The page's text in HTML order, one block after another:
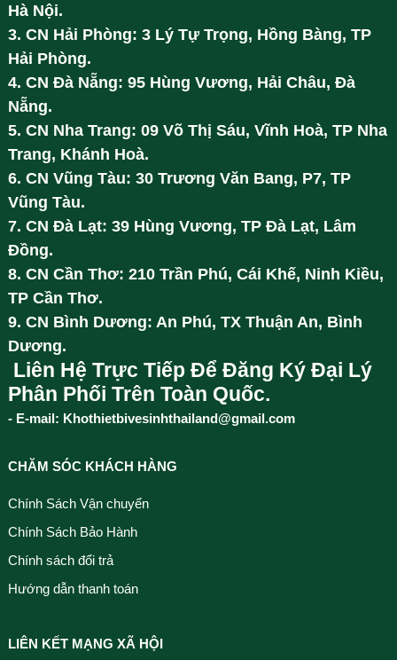
Hà Nội.
3. CN Hải Phòng: 3 Lý Tự Trọng, Hồng Bàng, TP
Hải Phòng.
4. CN Đà Nẵng: 95 Hùng Vương, Hải Châu, Đà
Nẵng.
5. CN Nha Trang: 09 Võ Thị Sáu, Vĩnh Hoà, TP Nha
Trang, Khánh Hoà.
6. CN Vũng Tàu: 30 Trương Văn Bang, P7, TP
Vũng Tàu.
7. CN Đà Lạt: 39 Hùng Vương, TP Đà Lạt, Lâm
Đồng.
8. CN Cần Thơ: 210 Trần Phú, Cái Khế, Ninh Kiều,
TP Cần Thơ.
9. CN Bình Dương: An Phú, TX Thuận An, Bình
Dương.
Liên Hệ Trực Tiếp Để Đăng Ký Đại Lý
Phân Phối Trên Toàn Quốc.
- E-mail: Khothietbivesinhthailand@gmail.com
CHĂM SÓC KHÁCH HÀNG
Chính Sách Vận chuyển
Chính Sách Bảo Hành
Chính sách đổi trả
Hướng dẫn thanh toán
LIÊN KẾT MẠNG XÃ HỘI